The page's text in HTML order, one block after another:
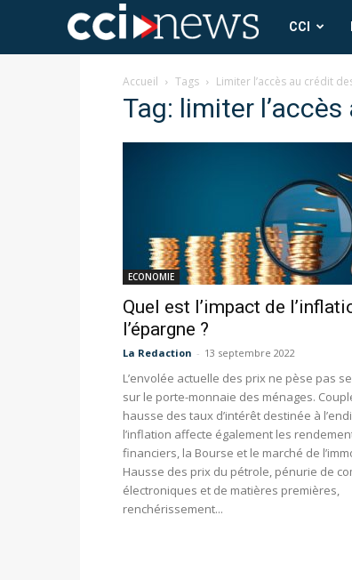
CCI
News
CCI
Accueil Tags Limiter l’accès au crédit
Tag: limiter
ECONOMIE
Quel est l’impact de
l’épargne ?
La Redaction - 13 septembre 2022
L’envolée actuelle des prix ne pèse pas
sur le porte-monnaie des ménages.
hausse des taux d’intérêt destinée à
l’inflation affecte également les
financiers, la Bourse et le marché de
Hausse des prix du pétrole, pénurie de
électroniques et de matières premières,
renchérissement...